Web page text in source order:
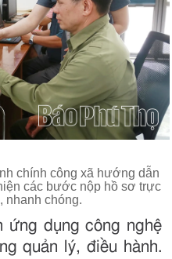
chính công xã hướng dẫn
các bước nộp hồ sơ trực
nhanh chóng.
ứng dụng công nghệ
quản lý, điều hành.